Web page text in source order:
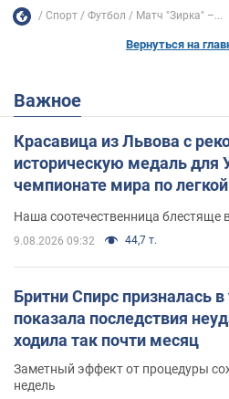
Спорт Футбол Матч "Зирка" –...
Вернуться на
Важное
Красавица из Львова с
историческую медаль для
чемпионате мира по
Наша соотечественница блестяще
9.08.2026 09:32 44,7 т.
Бритни Спирс призналась
показала последствия
ходила так почти месяц
Заметный эффект от процедуры
недель